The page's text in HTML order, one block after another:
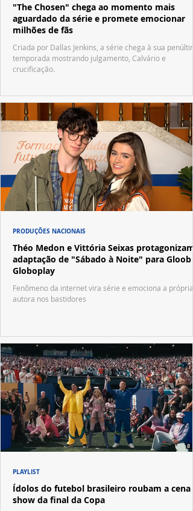
"The Chosen" chega ao momento mais
aguardado da série e promete emocionar
milhões de fãs
Criada por Dallas Jenkins, a série chega à sua
temporada mostrando julgamento, Calvário e
crucificação.
Théo Medon e Vittória Seixas protagonizam
adaptação de "Sábado à Noite" para Gloob e
Globoplay
Fenômeno da internet vira série e emociona a própria
autora nos bastidores
PRODUÇÕES NACIONAIS
Ídolos do futebol brasileiro roubam a cena
show da final da Copa
PLAYLIST